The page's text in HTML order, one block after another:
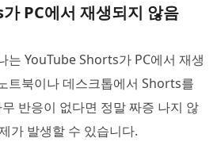
PC에서 재생되지 않음
는 YouTube Shorts가 PC에서 재생
트북이나 데스크톱에서 Shorts를
반응이 없다면 정말 짜증 나지 않
가 발생할 수 있습니다.